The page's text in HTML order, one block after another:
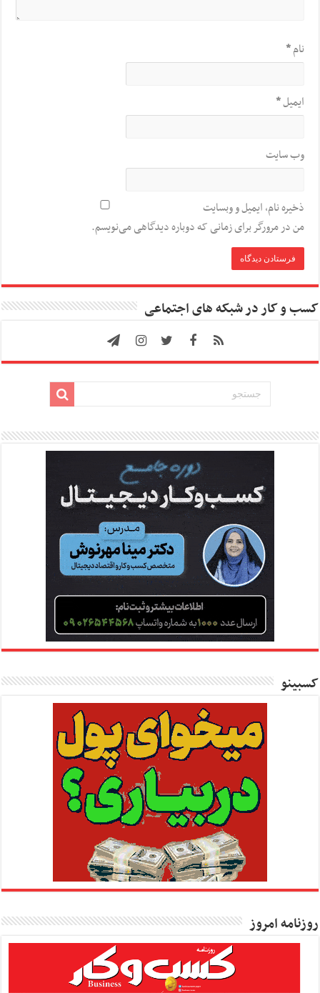
نام*
ایمیل*
وب‌ سایت
ذخیره نام، ایمیل و وبسایت
من در مرورگر برای زمانی که دوباره دیدگاهی می‌نویسم.
کسب و کار در شبکه های اجتماعی
کسبینو
روزنامه امروز